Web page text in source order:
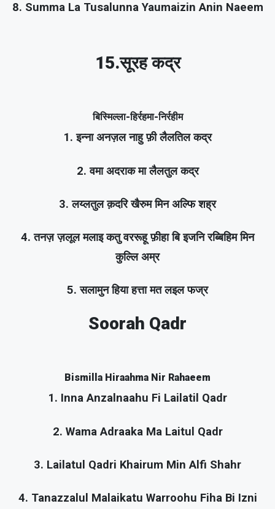
8. Summa La Tusalunna Yaumaizin Anin Naeem
15.सूरह कद्र
बिस्मिल्ला-हिर्रहमा-निर्रहीम
1. इन्ना अनज़ल नाहु फ़ी लैलतिल कद्र
2. वमा अदराक मा लैलतुल कद्र
3. लय्लतुल क़दरि खैरुम मिन अल्फि शह्र
4. तनज़ ज़लूल मलाइ कतु वररूहू फ़ीहा बि इजनि रब्बिहिम मिन
कुल्लि अम्र
5. सलामुन हिया हत्ता मत लइल फज्र
Soorah Qadr
Bismilla Hiraahma Nir Rahaeem
1. Inna Anzalnaahu Fi Lailatil Qadr
2. Wama Adraaka Ma Laitul Qadr
3. Lailatul Qadri Khairum Min Alfi Shahr
4. Tanazzalul Malaikatu Warroohu Fiha Bi Izni